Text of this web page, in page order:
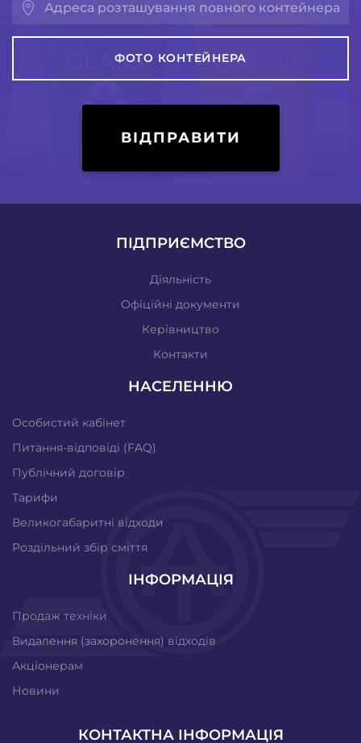
ФОТО КОНТЕЙНЕРА
ВІДПРАВИТИ
ПІДПРИЄМСТВО
Діяльність
Офіційні документи
Керівництво
Контакти
НАСЕЛЕННЮ
Особистий кабінет
Питання-відповіді (FAQ)
Публічний договір
Тарифи
Великогабаритні відходи
Роздільний збір сміття
ІНФОРМАЦІЯ
Продаж техніки
Видалення (захоронення) відходів
Акціонерам
Новини
КОНТАКТНА ІНФОРМАЦІЯ